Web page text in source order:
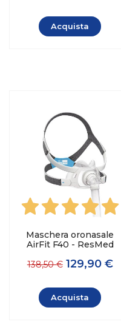
Acquista
Maschera oronasale
AirFit F40 - ResMed
138,50 € 129,90 €
Acquista